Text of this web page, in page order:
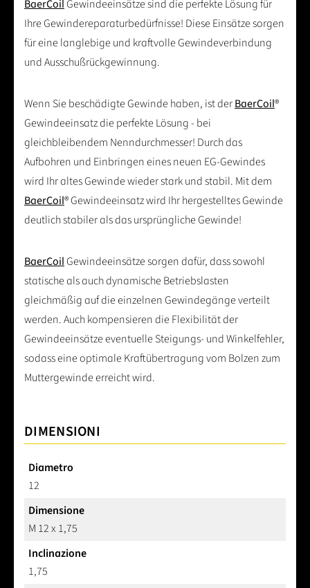
BaerCoilGewindeeinsätze sind die perfekte Lösung für
Ihre Gewindereparaturbedürfnisse! Diese Einsätze sorgen
für eine langlebige und kraftvolle Gewindeverbindung
und Ausschußrückgewinnung.
Wenn Sie beschädigte Gewinde haben, ist derBaerCoil®
Gewindeeinsatz die perfekte Lösung - bei
gleichbleibendem Nenndurchmesser! Durch das
Aufbohren und Einbringen eines neuen EG-Gewindes
wird Ihr altes Gewinde wieder stark und stabil. Mit dem
BaerCoil® Gewindeeinsatz wird Ihr hergestelltes Gewinde
deutlich stabiler als das ursprüngliche Gewinde!
BaerCoilGewindeeinsätze sorgen dafür, dass sowohl
statische als auch dynamische Betriebslasten
gleichmäßig auf die einzelnen Gewindegänge verteilt
werden. Auch kompensieren die Flexibilität der
Gewindeeinsätze eventuelle Steigungs- und Winkelfehler,
sodass eine optimale Kraftübertragung vom Bolzen zum
Muttergewinde erreicht wird.
DIMENSIONI
Diametro
12
Dimensione
M 12 x 1,75
Inclinazione
1,75